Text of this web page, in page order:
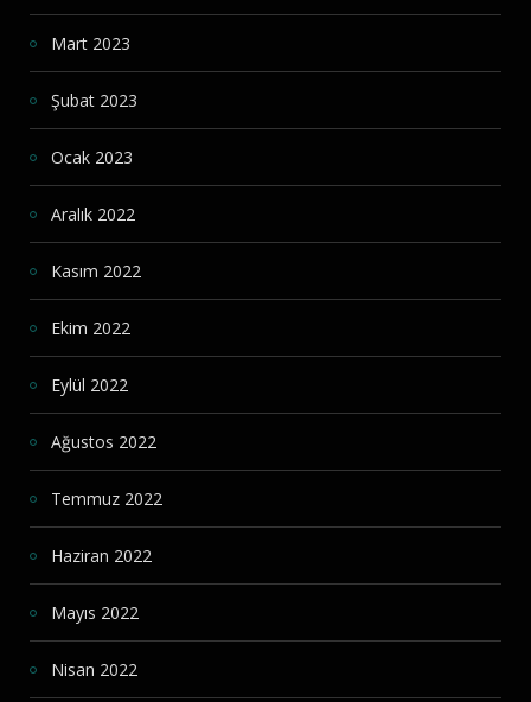
Mart 2023
Şubat 2023
Ocak 2023
Aralık 2022
Kasım 2022
Ekim 2022
Eylül 2022
Ağustos 2022
Temmuz 2022
Haziran 2022
Mayıs 2022
Nisan 2022